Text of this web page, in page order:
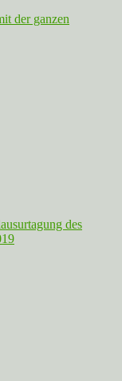
der ganzen
des